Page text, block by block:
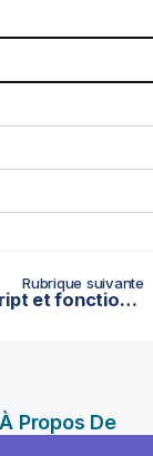
Rubrique suivante
Upper - fonction de script et fonction de graphique
À Propos De